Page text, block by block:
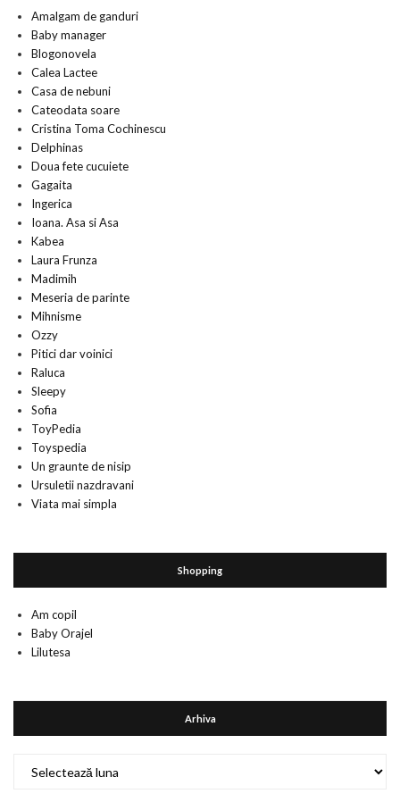
Amalgam de ganduri
Baby manager
Blogonovela
Calea Lactee
Casa de nebuni
Cateodata soare
Cristina Toma Cochinescu
Delphinas
Doua fete cucuiete
Gagaita
Ingerica
Ioana. Asa si Asa
Kabea
Laura Frunza
Madimih
Meseria de parinte
Mihnisme
Ozzy
Pitici dar voinici
Raluca
Sleepy
Sofia
ToyPedia
Toyspedia
Un graunte de nisip
Ursuletii nazdravani
Viata mai simpla
Shopping
Am copil
Baby Orajel
Lilutesa
Arhiva